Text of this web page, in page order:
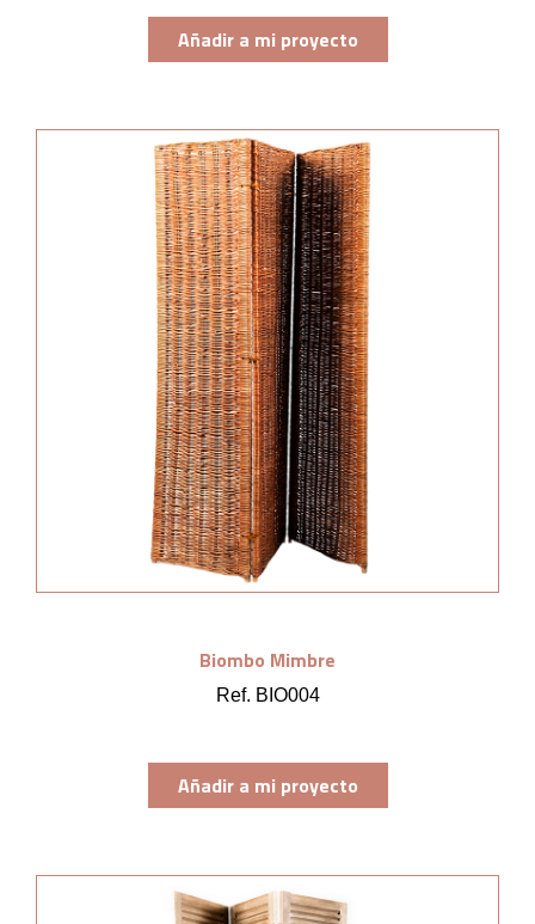
Añadir a mi proyecto
Biombo Mimbre
Ref. BIO004
Añadir a mi proyecto